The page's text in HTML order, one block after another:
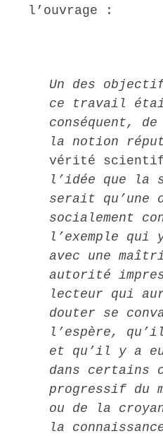
l’ouvrage :
Un des
ce travail
conséquent,
la notion
vérité
l’idée que la
serait qu’une
socialement
l’exemple
avec une
autorité
lecteur qui
douter se
l’espère,
et qu’il y a
dans certains
progressif du
ou de la
la